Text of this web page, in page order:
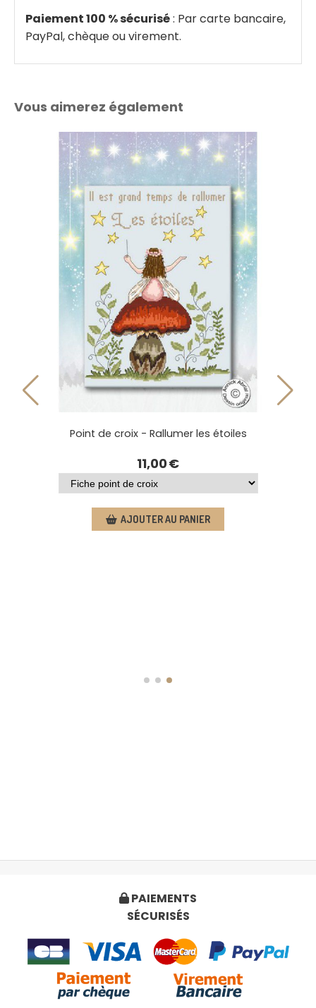
Paiement 100 % sécurisé: Par carte bancaire,
PayPal, chèque ou virement.
Vous aimerez également
Point de croix - Rallumer les
AJOUTER AU PANIER
 PAIEMENTS
SÉCURISÉS